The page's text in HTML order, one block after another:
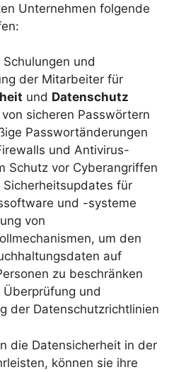
Unternehmen folgende
und
der Mitarbeiter für
und Datenschutz
sicheren Passwörtern
Passwortänderungen
und Antivirus-
Schutz vor Cyberangriffen
Sicherheitsupdates für
und -systeme
von
um den
auf
zu beschränken
Überprüfung und
der Datenschutzrichtlinien
die Datensicherheit in der
können sie ihre